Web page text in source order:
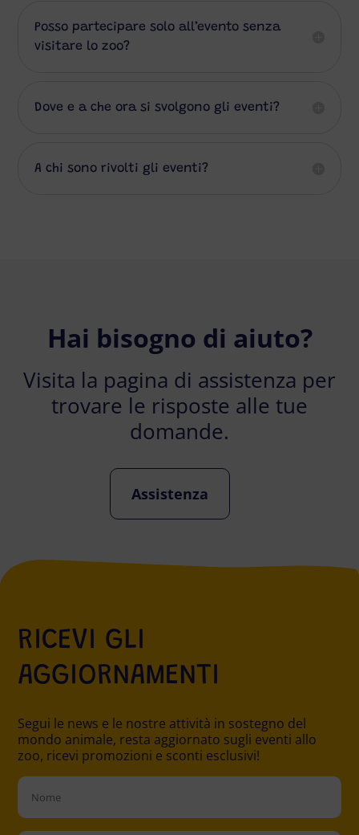
Posso partecipare solo all’evento senza
visitare lo zoo?
Dove e a che ora si svolgono gli eventi?
A chi sono rivolti gli eventi?
Hai bisogno di aiuto?
Visita la pagina di assistenza per
trovare le risposte alle tue
domande.
Assistenza
RICEVI GLI
AGGIORNAMENTI
Segui le news e le nostre attività in sostegno del
mondo animale, resta aggiornato sugli eventi allo
zoo, ricevi promozioni e sconti esclusivi!